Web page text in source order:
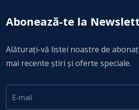
Abonează-te la
Alăturați-vă listei noastre de
mai recente știri și oferte speciale.